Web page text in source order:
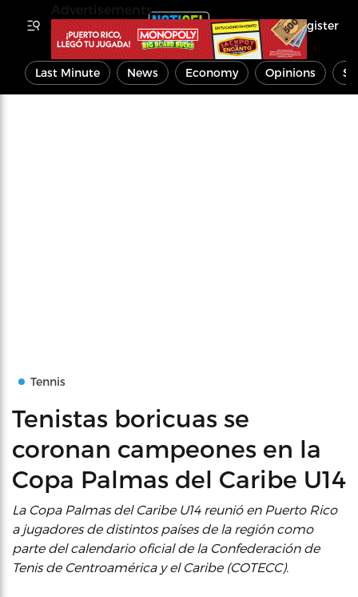
Register
Last Minute News Economy Opinions
Tennis
Tenistas boricuas se
coronan campeones en la
Copa Palmas del Caribe U14
La Copa Palmas del Caribe U14 reunió en Puerto Rico
a jugadores de distintos países de la región como
parte del calendario oficial de la Confederación de
Tenis de Centroamérica y el Caribe (COTECC).
Advertisements